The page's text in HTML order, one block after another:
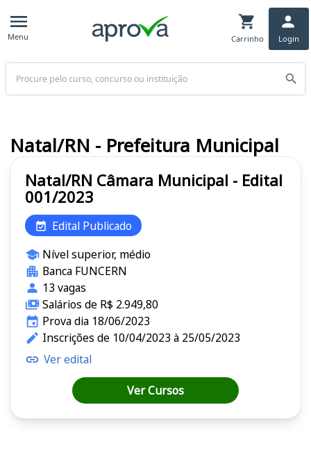
Menu Carrinho Login
Buscar
Natal/RN Câmara Municipal - Edital
001/2023
Edital Publicado
Nível superior, médio
Banca FUNCERN
13 vagas
Salários de R$ 2.949,80
Prova dia 18/06/2023
Inscrições de 10/04/2023 à 25/05/2023
Ver edital
Ver Cursos
Natal/RN - Prefeitura Municipal